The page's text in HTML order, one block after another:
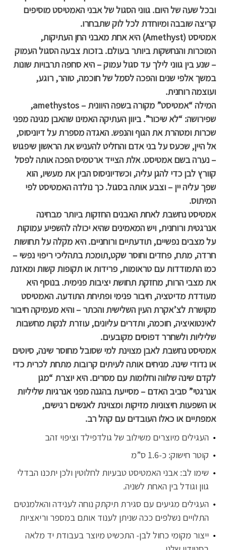
ובכל שעה של היום. גווני הסגול של אבני האמטיסט מוסיפים
קריצה שובבה ומיוחדת לכל לוק שתבחרו.
אמטיסט (Amethyst) היא אחת מאבני החן העתיקות,
המוכרות והנחשקות ביותר בעולם. בזכות צבעה הסגול העמוק
– שנע בין גווני לילך עד סגול עמוק – היא סחפה תרבויות שונות
במשך אלפי שנים והפכה לסמל של חוכמה, טוהר, רוגע,
ועוצמה רוחנית.
המילה “אמטיסט” מקורה בשפה היוונית – amethystos,
שפירושה: “לא שיכור”. ביוון העתיקה האמינו שהאבן מגינה מפני
שכרות ומטהרת את הגוף והנפש. האגדה מספרת על דיוניסוס,
אל היין, שכעס על בני אדם והחליט להעניש את הראשון שיפגוש
– נערה בשם אמטיסט. אלת הצייד ארטמיס הפכה אותה לפסל
קוורץ לבן כדי להגן עליה, וכשדיוניסוס הבין את מעשיו, הוא
שפך עליה יין – וצבע אותה בסגול. כך נולדה האמטיסט לפי
המיתוס.
אמטיסט נחשבת לאחת האבנים החזקות ביותר מבחינה
אנרגטית ורוחנית, ויש המאמינים שהיא יכולה להשפיע עמוקות
על מצבים נפשיים, תודעתיים ורוחניים. היא מקלה על תחושות
חרדה, מתח, פחדים וחוסר שקט,תומכת בתהליכי ריפוי נפשי –
כמו התמודדות עם טראומות, פרידות או תקופות קשות ומאזנת
את מצבי הרוח, מחזקת תחושת יציבות פנימית. בנוסף היא
מעודדת מדיטציה, חיבור פנימי ופתיחת התודעה. האמטיסט
מקושרת לצ’אקרת העין השלישית והכתר – והיא מעמיקה חיבור
לאינטואיציה, חוכמה, ותדרים עליונים, עוזרת לנקות מחשבות
שליליות ולשחרר דפוסים מקובעים.
אמטיסט נחשבת לאבן מצוינת למי שסובל מחוסר שינה, סיוטים
או נדודי שינה. מניחים אותה לעיתים קרובות מתחת לכרית כדי
לקדם שינה שלווה וחלומות עם מסרים. היא יוצרת “מגן
אנרגטי” סביב האדם – מסייעת בהגנה מפני אנרגיות שליליות
או השפעות חיצוניות מזיקות ומצוינת לאנשים רגישים,
אמפתיים או כאלו העובדים עם קהל רב.
העגילים מיוצרים משילוב של גולדפילד וציפוי זהב
קוטר חישוק: כ-1.6 ס”מ
שימו לב: אבני האמטיסט טבעיות לחלוטין ולכן יתכנו הבדלי
גוון וגודל בין האחת לשניה.
העגילים מגיעים עם סגירת תיקתק נוחה לענידה והאלמנטים
התלויים נשלפים ככה שניתן לענוד אותם במספר וריאציות
ייצור מקומי כחול לבן- התכשיט מיוצר בעבודת יד מלאה